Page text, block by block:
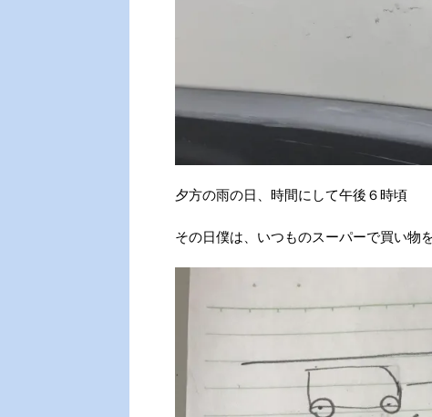
夕方の雨の日、時間にして午後６時頃
その日僕は、いつものスーパーで買い物